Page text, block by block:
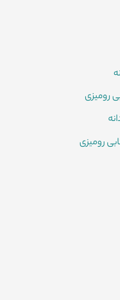
رومیزی
رومیزی